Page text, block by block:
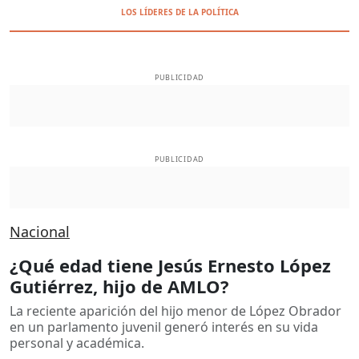
LOS LÍDERES DE LA POLÍTICA
PUBLICIDAD
PUBLICIDAD
Nacional
¿Qué edad tiene Jesús Ernesto López
Gutiérrez, hijo de AMLO?
La reciente aparición del hijo menor de López Obrador
en un parlamento juvenil generó interés en su vida
personal y académica.